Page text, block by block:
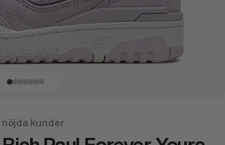
nöjda kunder